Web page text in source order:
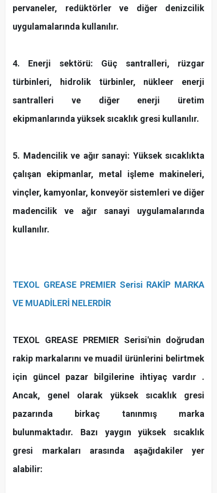
pervaneler, redüktörler ve diğer denizcilik
uygulamalarında kullanılır.
4. Enerji sektörü: Güç santralleri, rüzgar
türbinleri, hidrolik türbinler, nükleer enerji
santralleri ve diğer enerji üretim
ekipmanlarında yüksek sıcaklık gresi kullanılır.
5. Madencilik ve ağır sanayi: Yüksek sıcaklıkta
çalışan ekipmanlar, metal işleme makineleri,
vinçler, kamyonlar, konveyör sistemleri ve diğer
madencilik ve ağır sanayi uygulamalarında
kullanılır.
TEXOL GREASE PREMIER Serisi RAKİP MARKA
VE MUADİLERİ NELERDİR
TEXOL GREASE PREMIER Serisi'nin doğrudan
rakip markalarını ve muadil ürünlerini belirtmek
için güncel pazar bilgilerine ihtiyaç vardır .
Ancak, genel olarak yüksek sıcaklık gresi
pazarında birkaç tanınmış marka
bulunmaktadır. Bazı yaygın yüksek sıcaklık
gresi markaları arasında aşağıdakiler yer
alabilir: